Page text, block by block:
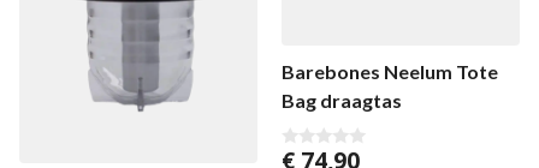
Barebones Neelum Tote
Bag draagtas
0
€ 74,90